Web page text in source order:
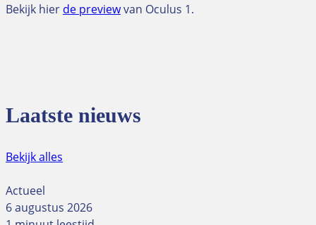
Bekijk hier de previewvan Oculus 1.
Laatste nieuws
Bekijk alles
Actueel
6 augustus 2026